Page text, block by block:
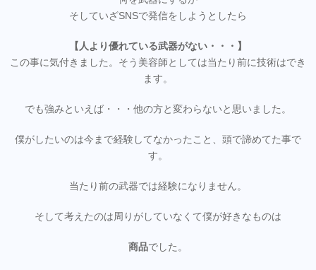
そしていざSNSで発信をしようとしたら
【人より優れている武器がない・・・】
この事に気付きました。そう美容師としては当たり前に技術はでき
ます。
でも強みといえば・・・他の方と変わらないと思いました。
僕がしたいのは今まで経験してなかったこと、頭で諦めてた事で
す。
当たり前の武器では経験になりません。
そして考えたのは周りがしていなくて僕が好きなものは
商品でした。